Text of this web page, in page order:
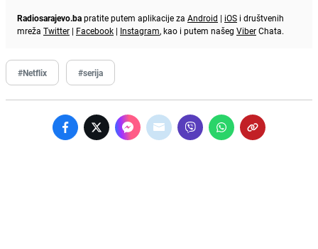
Radiosarajevo.bapratite putem aplikacije za Android | iOS i društvenih
mreža Twitter | Facebook | Instagram, kao i putem našeg ViberChata.
#Netflix #serija